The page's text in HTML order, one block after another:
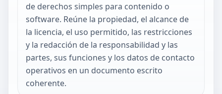
de derechos simples para contenido o
software. Reúne la propiedad, el alcance de
la licencia, el uso permitido, las restricciones
y la redacción de la responsabilidad y las
partes, sus funciones y los datos de contacto
operativos en un documento escrito
coherente.